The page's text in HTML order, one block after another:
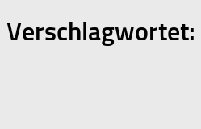
Verschlagwortet: